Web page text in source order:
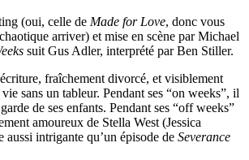
(oui, celle de Made for Love, donc vous
arriver) et mise en scène par Michael
suit Gus Adler, interprété par Ben Stiller.
fraîchement divorcé, et visiblement
sans un tableur. Pendant ses “on weeks”, il
de ses enfants. Pendant ses “off weeks”
amoureux de Stella West (Jessica
aussi intrigante qu’un épisode de Severance